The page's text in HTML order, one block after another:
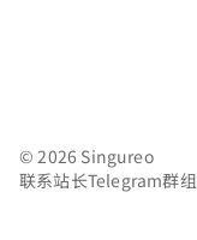
© 2026 Singureo
联系站长Telegram群组